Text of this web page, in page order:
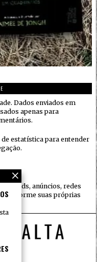
Dados enviados em
apenas para
estatística para entender
embeds, anúncios, redes
conforme suas próprias